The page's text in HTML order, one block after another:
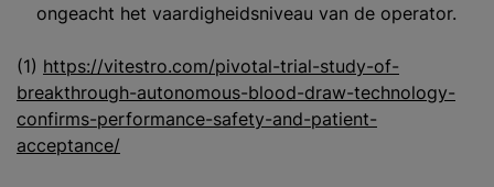
ongeacht het vaardigheidsniveau van de operator.
(1) https://vitestro.com/pivotal-trial-study-of-
breakthrough-autonomous-blood-draw-technology-
confirms-performance-safety-and-patient-
acceptance/